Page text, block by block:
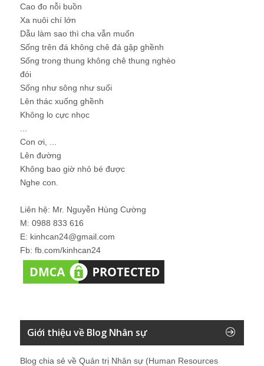
Cao đo nỗi buồn
Xa nuôi chí lớn
Dẫu làm sao thì cha vẫn muốn
Sống trên đá không chê đá gập ghềnh
Sống trong thung không chê thung nghèo
đói
Sống như sông như suối
Lên thác xuống ghềnh
Không lo cực nhọc
Con ơi, ...
Lên đường
Không bao giờ nhỏ bé được
Nghe con.
Liên hệ: Mr. Nguyễn Hùng Cường
M: 0988 833 616
E: kinhcan24@gmail.com
Fb: fb.com/kinhcan24
Giới thiệu về Blog Nhân sự
Blog chia sẻ về Quản trị Nhân sự (Human Resources